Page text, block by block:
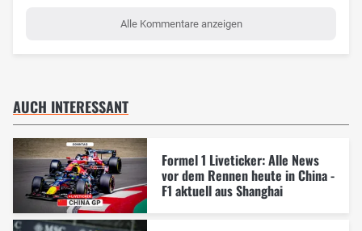
Alle Kommentare anzeigen
AUCH INTERESSANT
Formel 1 Liveticker: Alle News
vor dem Rennen heute in China -
F1 aktuell aus Shanghai